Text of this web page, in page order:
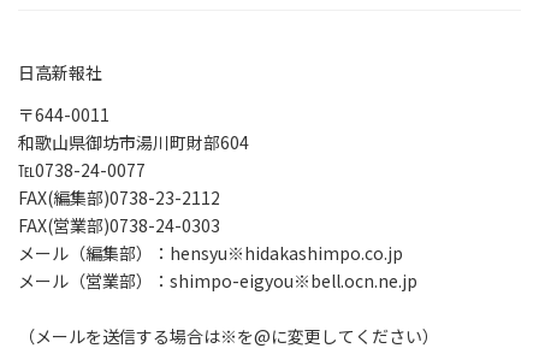
日高新報社
〒644-0011
和歌山県御坊市湯川町財部604
℡0738-24-0077
FAX(編集部)0738-23-2112
FAX(営業部)0738-24-0303
メール（編集部）：hensyu※hidakashimpo.co.jp
メール（営業部）：shimpo-eigyou※bell.ocn.ne.jp
（メールを送信する場合は※を@に変更してください）